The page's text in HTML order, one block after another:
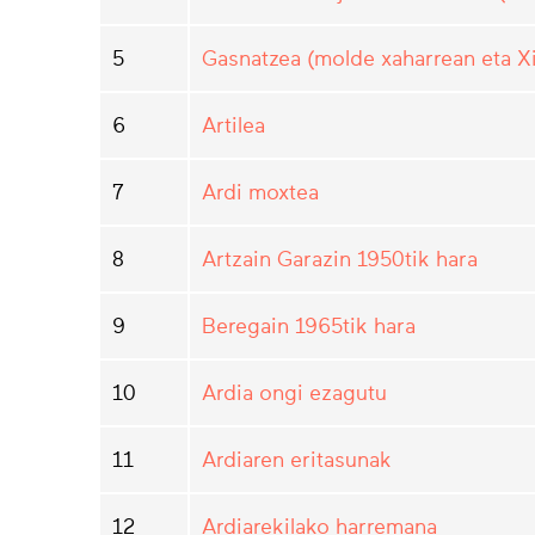
5 Gasnatzea (molde xaharrean eta
6 Artilea
7 Ardi moxtea
8 Artzain Garazin 1950tik hara
9 Beregain 1965tik hara
10 Ardia ongi ezagutu
11 Ardiaren eritasunak
12 Ardiarekilako harremana